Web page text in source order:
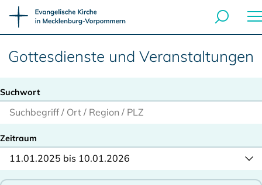
Gottesdienste und Veranstaltungen
Suchwort
Zeitraum
11.01.2025 bis 10.01.2026